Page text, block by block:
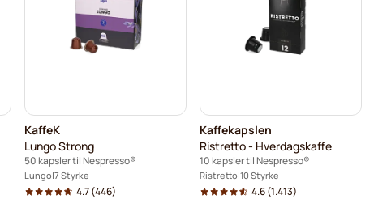
KaffeK
Lungo Strong
50 kapsler til Nespresso®
Lungo 7 Styrke
4.7(446)
Kaffekapslen
Ristretto - Hverdagskaffe
10 kapsler til Nespresso®
Ristretto 10 Styrke
4.6(1.413)